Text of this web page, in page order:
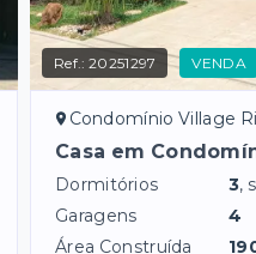
Ref.:20251297 VENDA
Condomínio Village Rio
Casa em
Dormitórios 3,
Garagens
4
Área Construída